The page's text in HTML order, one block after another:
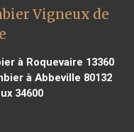
Vigneux de
à Roquevaire 13360
à Abbeville 80132
34600